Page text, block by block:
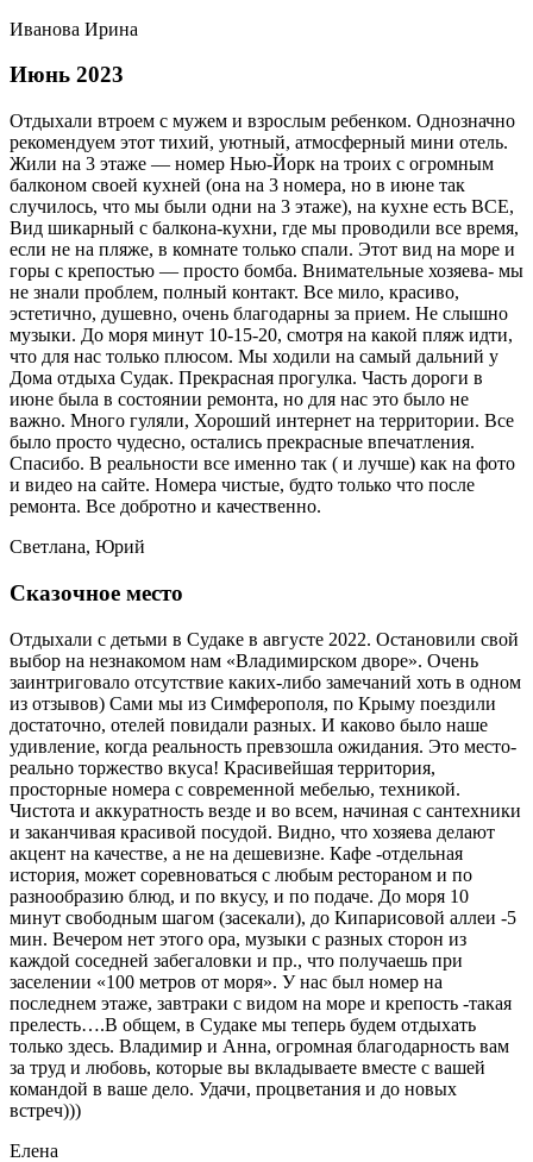
Иванова Ирина
Июнь 2023
Отдыхали втроем с мужем и взрослым ребенком. Однозначно
рекомендуем этот тихий, уютный, атмосферный мини отель.
Жили на 3 этаже — номер Нью-Йорк на троих с огромным
балконом своей кухней (она на 3 номера, но в июне так
случилось, что мы были одни на 3 этаже), на кухне есть ВСЕ,
Вид шикарный с балкона-кухни, где мы проводили все время,
если не на пляже, в комнате только спали. Этот вид на море и
горы с крепостью — просто бомба. Внимательные хозяева- мы
не знали проблем, полный контакт. Все мило, красиво,
эстетично, душевно, очень благодарны за прием. Не слышно
музыки. До моря минут 10-15-20, смотря на какой пляж идти,
что для нас только плюсом. Мы ходили на самый дальний у
Дома отдыха Судак. Прекрасная прогулка. Часть дороги в
июне была в состоянии ремонта, но для нас это было не
важно. Много гуляли, Хороший интернет на территории. Все
было просто чудесно, остались прекрасные впечатления.
Спасибо. В реальности все именно так ( и лучше) как на фото
и видео на сайте. Номера чистые, будто только что после
ремонта. Все добротно и качественно.
Светлана, Юрий
Сказочное место
Отдыхали с детьми в Судаке в августе 2022. Остановили свой
выбор на незнакомом нам «Владимирском дворе». Очень
заинтриговало отсутствие каких-либо замечаний хоть в одном
из отзывов) Сами мы из Симферополя, по Крыму поездили
достаточно, отелей повидали разных. И каково было наше
удивление, когда реальность превзошла ожидания. Это место-
реально торжество вкуса! Красивейшая территория,
просторные номера с современной мебелью, техникой.
Чистота и аккуратность везде и во всем, начиная с сантехники
и заканчивая красивой посудой. Видно, что хозяева делают
акцент на качестве, а не на дешевизне. Кафе -отдельная
история, может соревноваться с любым рестораном и по
разнообразию блюд, и по вкусу, и по подаче. До моря 10
минут свободным шагом (засекали), до Кипарисовой аллеи -5
мин. Вечером нет этого ора, музыки с разных сторон из
каждой соседней забегаловки и пр., что получаешь при
заселении «100 метров от моря». У нас был номер на
последнем этаже, завтраки с видом на море и крепость -такая
прелесть….В общем, в Судаке мы теперь будем отдыхать
только здесь. Владимир и Анна, огромная благодарность вам
за труд и любовь, которые вы вкладываете вместе с вашей
командой в ваше дело. Удачи, процветания и до новых
встреч)))
Елена